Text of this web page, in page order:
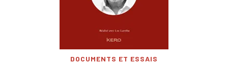
DOCUMENTS ET ESSAIS